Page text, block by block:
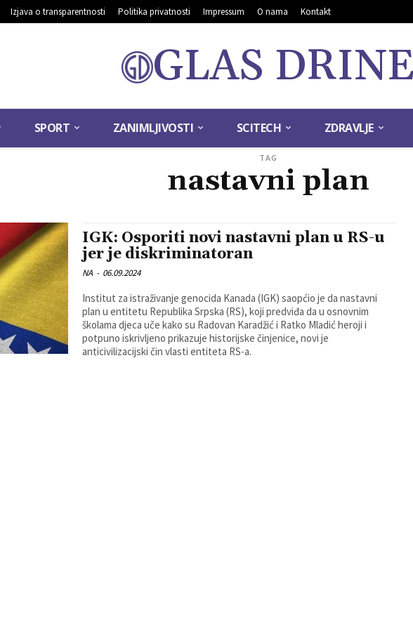
Izjava o transparentnosti Politika privatnosti Impressum O nama Kontakt
GLAS DRINE
SPORT ZANIMLJIVOSTI SCITECH ZDRAVLJE
TAG
nastavni plan
IGK: Osporiti novi nastavni plan u RS-u
jer je diskriminatoran
NA - 06.09.2024
Institut za istraživanje genocida Kanada (IGK) saopćio je da nastavni
plan u entitetu Republika Srpska (RS), koji predviđa da u osnovnim
školama djeca uče kako su Radovan Karadžić i Ratko Mladić heroji i
potpuno iskrivljeno prikazuje historijske činjenice, novi je
anticivilizacijski čin vlasti entiteta RS-a.